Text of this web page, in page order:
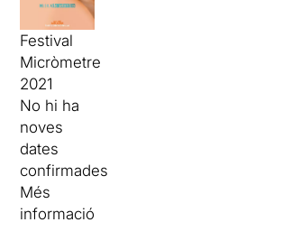
Festival
Micròmetre
2021
No hi ha
noves
dates
confirmades
Més
informació